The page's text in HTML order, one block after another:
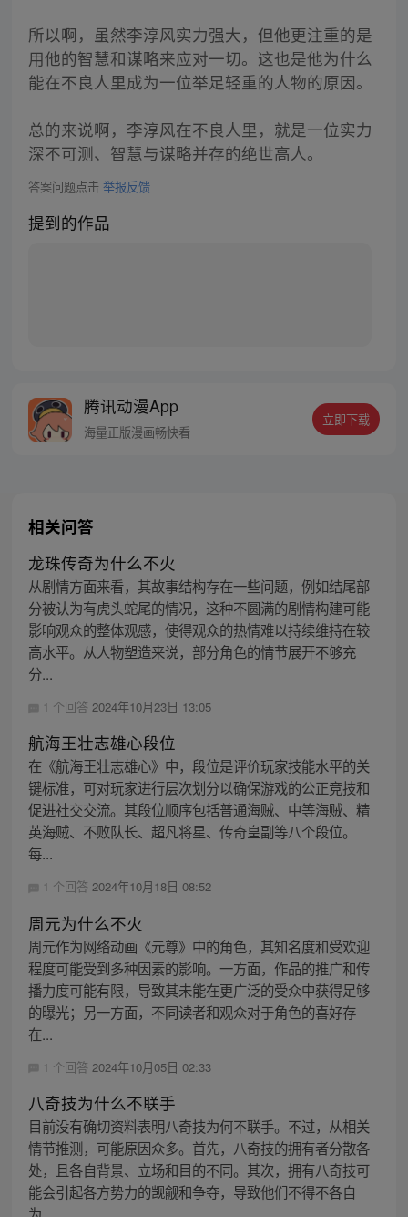
所以啊，虽然李淳风实力强大，但他更注重的是
用他的智慧和谋略来应对一切。这也是他为什么
能在不良人里成为一位举足轻重的人物的原因。
总的来说啊，李淳风在不良人里，就是一位实力
深不可测、智慧与谋略并存的绝世高人。
答案问题点击 举报反馈
提到的作品
腾讯动漫App
海量正版漫画畅快看
立即下载
相关问答
龙珠传奇为什么不火
从剧情方面来看，其故事结构存在一些问题，例如结尾部
分被认为有虎头蛇尾的情况，这种不圆满的剧情构建可能
影响观众的整体观感，使得观众的热情难以持续维持在较
高水平。从人物塑造来说，部分角色的情节展开不够充
分...
1 个回答 2024年10月23日 13:05
航海王壮志雄心段位
在《航海王壮志雄心》中，段位是评价玩家技能水平的关
键标准，可对玩家进行层次划分以确保游戏的公正竞技和
促进社交交流。其段位顺序包括普通海贼、中等海贼、精
英海贼、不败队长、超凡将星、传奇皇副等八个段位。
每...
1 个回答 2024年10月18日 08:52
周元为什么不火
周元作为网络动画《元尊》中的角色，其知名度和受欢迎
程度可能受到多种因素的影响。一方面，作品的推广和传
播力度可能有限，导致其未能在更广泛的受众中获得足够
的曝光；另一方面，不同读者和观众对于角色的喜好存
在...
1 个回答 2024年10月05日 02:33
八奇技为什么不联手
目前没有确切资料表明八奇技为何不联手。不过，从相关
情节推测，可能原因众多。首先，八奇技的拥有者分散各
处，且各自背景、立场和目的不同。其次，拥有八奇技可
能会引起各方势力的觊觎和争夺，导致他们不得不各自